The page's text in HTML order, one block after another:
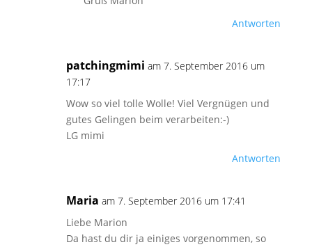
Antworten
patchingmimi am 7. September 2016 um
17:17
Wow so viel tolle Wolle! Viel Vergnügen und
gutes Gelingen beim verarbeiten:-)
LG mimi
Antworten
Maria am 7. September 2016 um 17:41
Liebe Marion
Da hast du dir ja einiges vorgenommen, so